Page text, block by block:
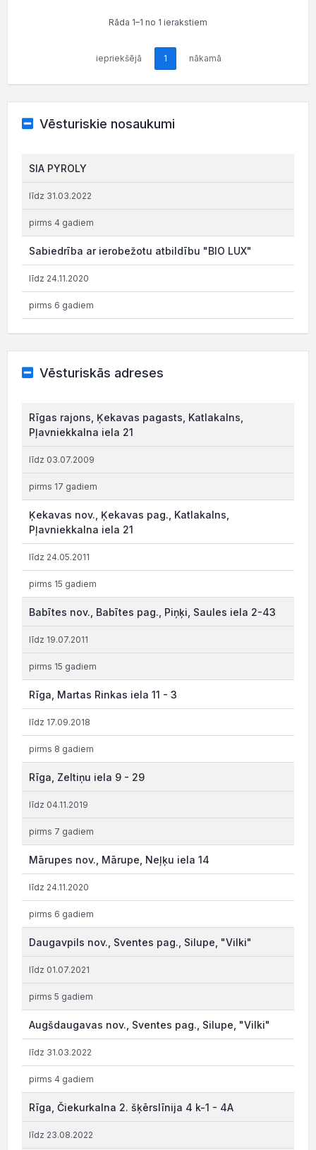
Rāda 1–1 no 1 ierakstiem
iepriekšējā 1 nākamā
Vēsturiskie nosaukumi
SIA PYROLY
līdz 31.03.2022
pirms 4 gadiem
Sabiedrība ar ierobežotu atbildību "BIO LUX"
līdz 24.11.2020
pirms 6 gadiem
Vēsturiskās adreses
Rīgas rajons, Ķekavas pagasts, Katlakalns,
Pļavniekkalna iela 21
līdz 03.07.2009
pirms 17 gadiem
Ķekavas nov., Ķekavas pag., Katlakalns,
Pļavniekkalna iela 21
līdz 24.05.2011
pirms 15 gadiem
Babītes nov., Babītes pag., Piņķi, Saules iela 2-43
līdz 19.07.2011
pirms 15 gadiem
Rīga, Martas Rinkas iela 11 - 3
līdz 17.09.2018
pirms 8 gadiem
Rīga, Zeltiņu iela 9 - 29
līdz 04.11.2019
pirms 7 gadiem
Mārupes nov., Mārupe, Neļķu iela 14
līdz 24.11.2020
pirms 6 gadiem
Daugavpils nov., Sventes pag., Silupe, "Vilki"
līdz 01.07.2021
pirms 5 gadiem
Augšdaugavas nov., Sventes pag., Silupe, "Vilki"
līdz 31.03.2022
pirms 4 gadiem
Rīga, Čiekurkalna 2. šķērslīnija 4 k-1 - 4A
līdz 23.08.2022